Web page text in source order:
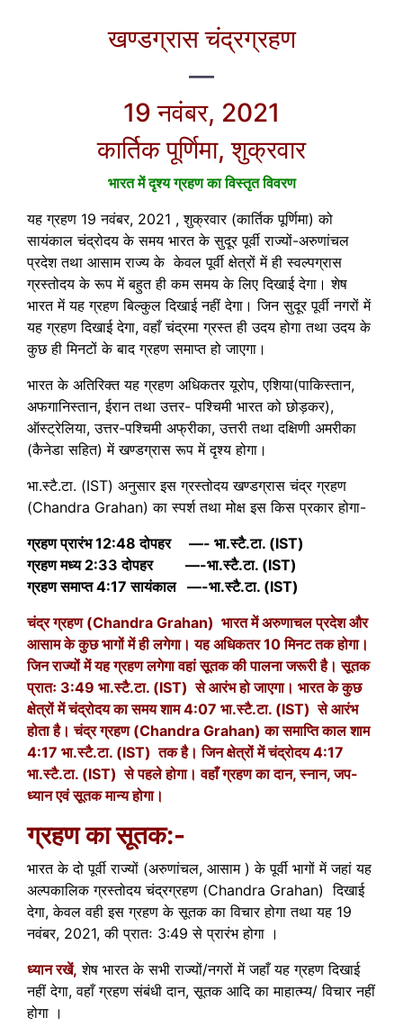
खण्डग्रास चंद्रग्रहण
—
19 नवंबर, 2021
कार्तिक पूर्णिमा, शुक्रवार
भारत में दृश्य ग्रहण का विस्तृत विवरण
यह ग्रहण 19 नवंबर, 2021 , शुक्रवार (कार्तिक पूर्णिमा) को
सायंकाल चंद्रोदय के समय भारत के सुदूर पूर्वी राज्यों-अरुणांचल
प्रदेश तथा आसाम राज्य के केवल पूर्वी क्षेत्रों में ही स्वल्पग्रास
ग्रस्तोदय के रूप में बहुत ही कम समय के लिए दिखाई देगा। शेष
भारत में यह ग्रहण बिल्कुल दिखाई नहीं देगा। जिन सुदूर पूर्वी नगरों में
यह ग्रहण दिखाई देगा, वहाँ चंद्रमा ग्रस्त ही उदय होगा तथा उदय के
कुछ ही मिनटों के बाद ग्रहण समाप्त हो जाएगा।
भारत के अतिरिक्त यह ग्रहण अधिकतर यूरोप, एशिया(पाकिस्तान,
अफगानिस्तान, ईरान तथा उत्तर- पश्चिमी भारत को छोड़कर),
ऑस्ट्रेलिया, उत्तर-पश्चिमी अफ्रीका, उत्तरी तथा दक्षिणी अमरीका
(कैनेडा सहित) में खण्डग्रास रूप में दृश्य होगा।
भा.स्टै.टा. (IST) अनुसार इस ग्रस्तोदय खण्डग्रास चंद्र ग्रहण
(Chandra Grahan) का स्पर्श तथा मोक्ष इस किस प्रकार होगा-
ग्रहण प्रारंभ 12:48 दोपहर —- भा.स्टै.टा. (IST)
ग्रहण मध्य 2:33 दोपहर —-भा.स्टै.टा. (IST)
ग्रहण समाप्त 4:17 सायंकाल —-भा.स्टै.टा. (IST)
चंद्र ग्रहण (Chandra Grahan) भारत में अरुणाचल प्रदेश और
आसाम के कुछ भागों में ही लगेगा। यह अधिकतर 10 मिनट तक होगा।
जिन राज्यों में यह ग्रहण लगेगा वहां सूतक की पालना जरूरी है। सूतक
प्रातः 3:49 भा.स्टै.टा. (IST) से आरंभ हो जाएगा। भारत के कुछ
क्षेत्रों में चंद्रोदय का समय शाम 4:07 भा.स्टै.टा. (IST) से आरंभ
होता है। चंद्र ग्रहण (Chandra Grahan) का समाप्ति काल शाम
4:17 भा.स्टै.टा. (IST) तक है। जिन क्षेत्रों में चंद्रोदय 4:17
भा.स्टै.टा. (IST) से पहले होगा। वहाँ ग्रहण का दान, स्नान, जप-
ध्यान एवं सूतक मान्य होगा।
ग्रहण का सूतक:-
भारत के दो पूर्वी राज्यों (अरुणांचल, आसाम ) के पूर्वी भागों में जहां यह
अल्पकालिक ग्रस्तोदय चंद्रग्रहण (Chandra Grahan) दिखाई
देगा, केवल वही इस ग्रहण के सूतक का विचार होगा तथा यह 19
नवंबर, 2021, की प्रातः 3:49 से प्रारंभ होगा ।
ध्यान रखें, शेष भारत के सभी राज्यों/नगरों में जहाँ यह ग्रहण दिखाई
नहीं देगा, वहाँ ग्रहण संबंधी दान, सूतक आदि का माहात्म्य/ विचार नहीं
होगा ।